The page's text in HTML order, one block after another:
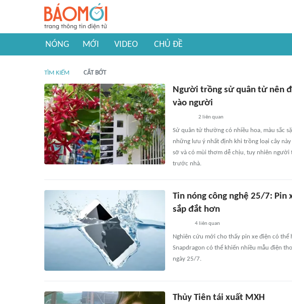
NÓNG MỚI VIDEO CHỦ ĐỀ
TÌM KIẾM CẮT BỚT
Người trồng sử quân tử nên
vào người
2 liên quan
Sử quân tử thường có nhiều hoa, màu sắc
những lưu ý nhất định khi trồng loại cây
sỡ và có mùi thơm dễ chịu, tuy nhiên
trước nhà.
Tin nóng công nghệ 25/7:
sắp đắt hơn
4 liên quan
Nghiên cứu mới cho thấy pin xe điện có
Snapdragon có thể khiến nhiều mẫu điện
ngày 25/7.
Thủy Tiên tái xuất MXH